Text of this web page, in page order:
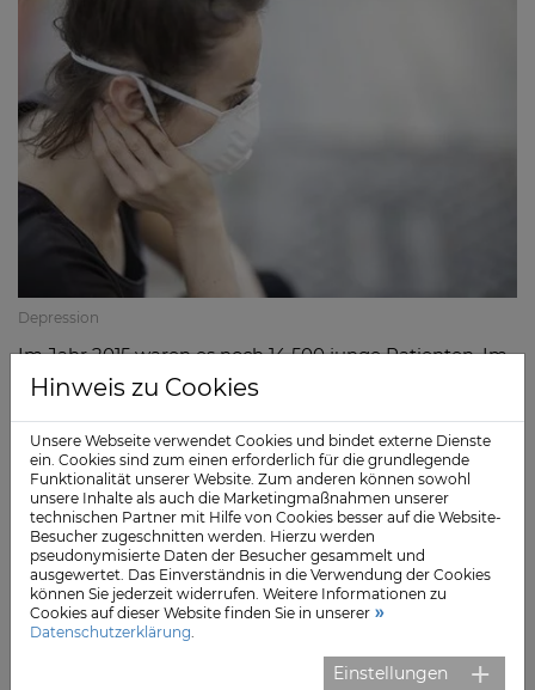
Depression
Im Jahr 2015 waren es noch 14 500 junge Patienten. Im
selben Zeitraum stieg die Zahl aller mit Depression aus
ein halbes Prozent auf insgesamt 264.000.
Kinder und Jugendliche werden bei Berichten über
Depressionen in der Corona-Pandemie häufig genannt.
Sie leiden besonders unter Isolation durch
Kontaktsperren und Homeschooling.
So hat sich nach der
COPSY-Studie (Corona und
des Universitätsklinikums Hamburg-Eppendorf
(UKE) die psychische Gesundheit von Kindern und
Hinweis zu Cookies
Unsere Webseite verwendet Cookies und bindet externe Dienste
ein. Cookies sind zum einen erforderlich für die grundlegende
Funktionalität unserer Website. Zum anderen können sowohl
unsere Inhalte als auch die Marketingmaßnahmen unserer
technischen Partner mit Hilfe von Cookies besser auf die Website-
Besucher zugeschnitten werden. Hierzu werden
pseudonymisierte Daten der Besucher gesammelt und
ausgewertet. Das Einverständnis in die Verwendung der Cookies
können Sie jederzeit widerrufen. Weitere Informationen zu
Cookies auf dieser Website finden Sie in unserer
Datenschutzerklärung.
Einstellungen